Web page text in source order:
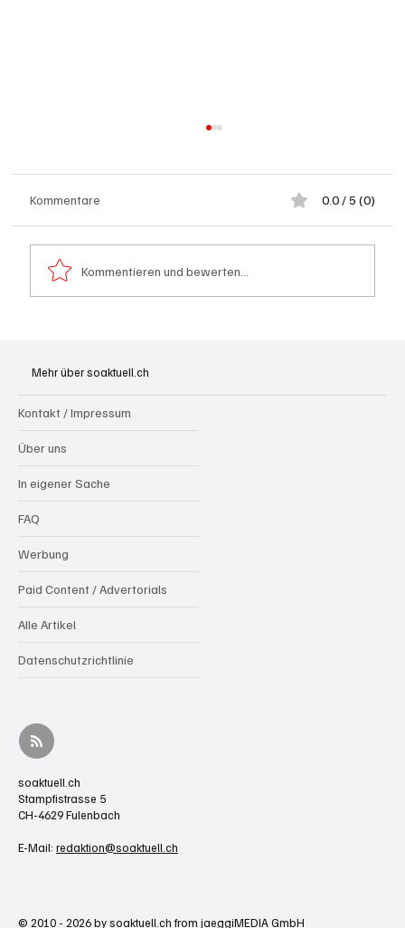
Kommentare 0.0 / 5 (0)
Kommentieren und bewerten...
Mehr über soaktuell.ch
Kontakt / Impressum
Über uns
In eigener Sache
FAQ
Werbung
Paid Content / Advertorials
Alle Artikel
Datenschutzrichtlinie
soaktuell.ch
Stampfistrasse 5
CH-4629 Fulenbach
E-Mail: redaktion@soaktuell.ch
© 2010 - 2026 by soaktuell.ch from jaeggiMEDIA GmbH